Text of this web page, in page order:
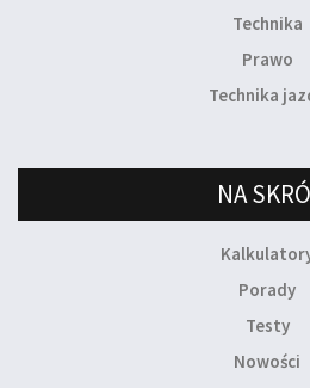
Technika
Prawo
Technika
NA
Porady
Testy
Nowości